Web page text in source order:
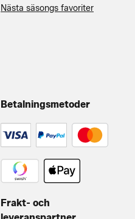
Nästa säsongs favoriter
Betalningsmetoder
Frakt- och